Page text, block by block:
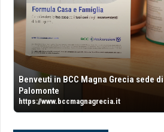
Benveuti in BCC Magna Grecia sede di
Palomonte
https://www.bccmagnagrecia.it